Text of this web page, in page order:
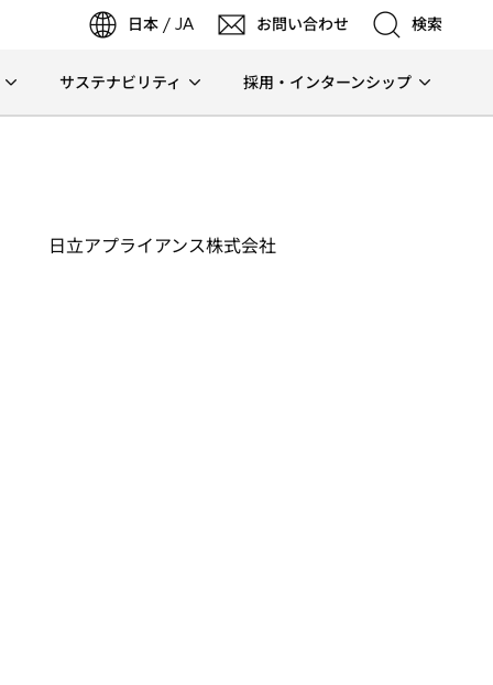
日本 / JA お問い合わせ 検索
検索
サステナビリティ 採用・インターンシップ
日立アプライアンス株式会社